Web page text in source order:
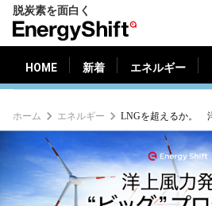
脱炭素を面白く
ナ
ジ
ー
フ
ト）
HOME 新着 エネルギー
新着 エネルギー
ホーム エネルギー